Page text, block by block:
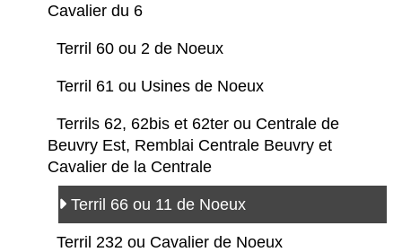
Cavalier du 6
Terril 60 ou 2 de Noeux
Terril 61 ou Usines de Noeux
Terrils 62, 62bis et 62ter ou Centrale de
Beuvry Est, Remblai Centrale Beuvry et
Cavalier de la Centrale
Terril 66 ou 11 de Noeux
Terril 232 ou Cavalier de Noeux